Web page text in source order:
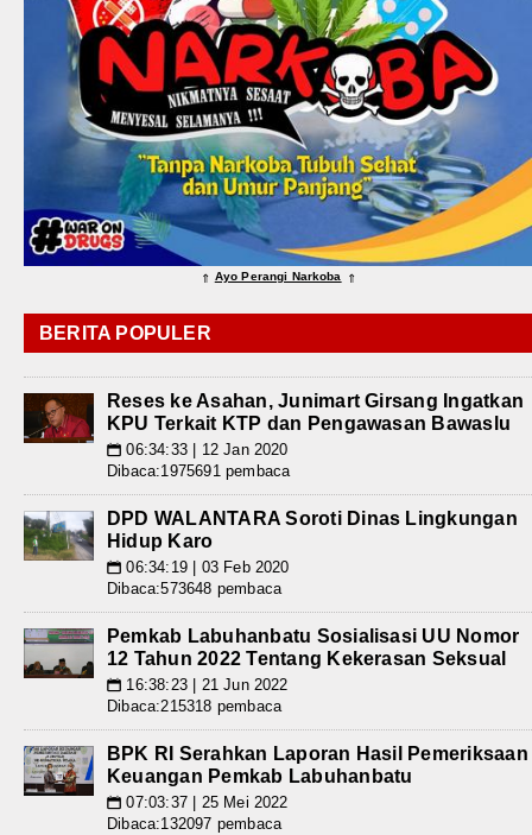
⇑ Ayo Perangi Narkoba ⇑
BERITA POPULER
Reses ke Asahan, Junimart Girsang Ingatkan
KPU Terkait KTP dan Pengawasan Bawaslu
📅 06:34:33 | 12 Jan 2020
Dibaca:1975691 pembaca
DPD WALANTARA Soroti Dinas Lingkungan
Hidup Karo
📅 06:34:19 | 03 Feb 2020
Dibaca:573648 pembaca
Pemkab Labuhanbatu Sosialisasi UU Nomor
12 Tahun 2022 Tentang Kekerasan Seksual
📅 16:38:23 | 21 Jun 2022
Dibaca:215318 pembaca
BPK RI Serahkan Laporan Hasil Pemeriksaan
Keuangan Pemkab Labuhanbatu
📅 07:03:37 | 25 Mei 2022
Dibaca:132097 pembaca